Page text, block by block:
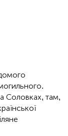
Соловках, там,